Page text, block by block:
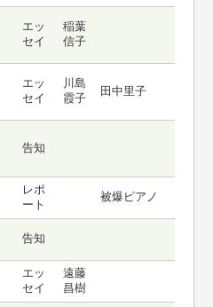
エッ
セイ
稲葉
信子
エッ
セイ
川島
霞子
田中里子
告知
レポ
ート
被爆ピアノ
告知
エッ
セイ
遠藤
昌樹